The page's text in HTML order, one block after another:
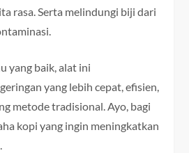
rasa. Serta melindungi biji dari
yang baik, alat ini
yang lebih cepat, efisien,
metode tradisional. Ayo, bagi
kopi yang ingin meningkatkan